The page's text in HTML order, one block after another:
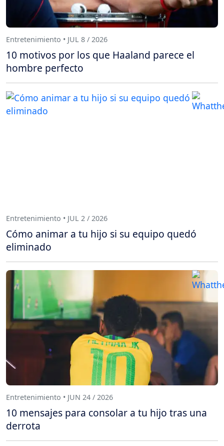
Entretenimiento • JUL 8 / 2026
10 motivos por los que Haaland parece el
hombre perfecto
Entretenimiento • JUL 2 / 2026
Cómo animar a tu hijo si su equipo quedó
eliminado
Entretenimiento • JUN 24 / 2026
10 mensajes para consolar a tu hijo tras una
derrota